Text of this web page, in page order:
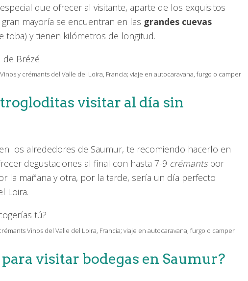
que ofrecer al visitante, aparte de los exquisitos
mayoría se encuentran en las grandes cuevas
toba) y tienen kilómetros de longitud.
y crémants del Valle del Loira, Francia; viaje en autocaravana, furgo o camper
visitar al día sin
los alrededores de Saumur, te recomiendo hacerlo en
degustaciones al final con hasta 7-9 crémants por
la mañana y otra, por la tarde, sería un día perfecto
Loira.
Vinos del Valle del Loira, Francia; viaje en autocaravana, furgo o camper
visitar bodegas en Saumur?